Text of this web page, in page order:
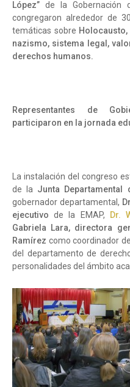
López” de la Gobernación
congregaron alrededor de
temáticas sobre
nazismo, sistema legal,
derechos humanos.
Representantes de
participaron en la jornada
La instalación del congreso
de la Junta Departamental
gobernador departamental,
ejecutivo de la EMAP, Dr.
Gabriela Lara, directora
Ramírez como coordinador
del departamento de
personalidades del ámbito